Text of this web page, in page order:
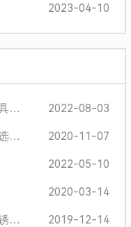
2023-04-10
… 2022-08-03
… 2020-11-07
2022-05-10
2020-03-14
… 2019-12-14